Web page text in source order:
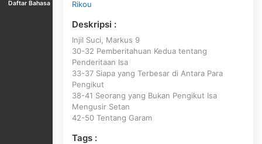
Daftar Bahasa Rikou
Deskripsi :
Injil Suci, Markus 9
30-32 Pemberitahuan Kedua tentang
Penderitaan Isa
33-37 Siapa yang Terbesar di Antara Para
Pengikut
38-41 Seorang yang Bukan Pengikut Isa
Mengusir Setan
42-50 Tentang Garam
Tags :